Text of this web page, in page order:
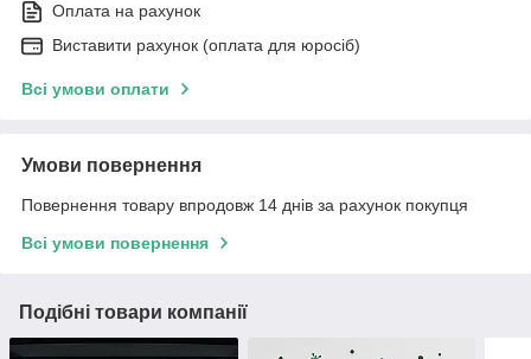
Оплата на рахунок
Виставити рахунок (оплата для юросіб)
Всі умови оплати
Умови повернення
Повернення товару впродовж 14 днів за рахунок покупця
Всі умови повернення
Подібні товари компанії